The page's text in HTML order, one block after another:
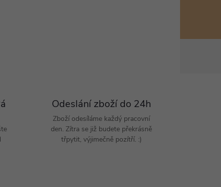
Odeslání zboží do 24h
Zboží odesíláme každý pracovní
den. Zítra se již budete překrásně
třpytit, výjimečně pozítří. :)